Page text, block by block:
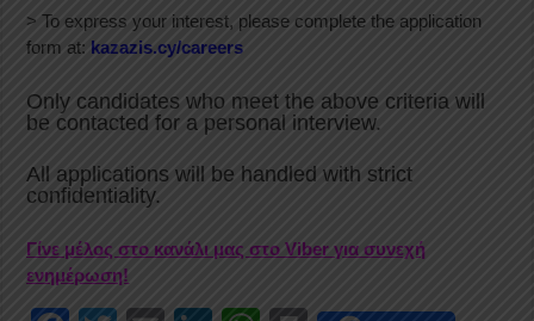
> To express your interest, please complete the application
form at: kazazis.cy/careers
Only candidates who meet the above criteria will
be contacted for a personal interview.
All applications will be handled with strict
confidentiality.
Γίνε μέλος στο κανάλι μας στο Viber για συνεχή
ενημέρωση!